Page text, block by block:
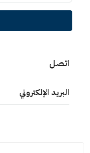
اتصل
البريد الإلكتروني